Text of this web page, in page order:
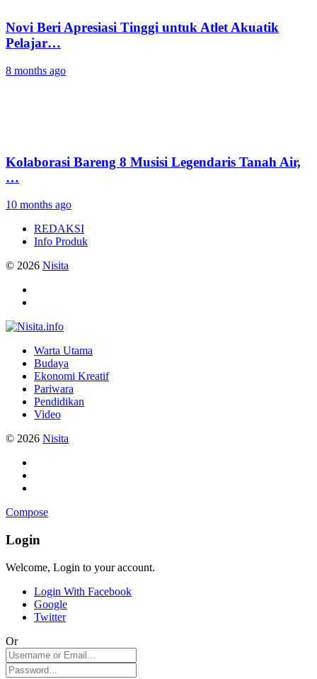
Novi Beri Apresiasi Tinggi untuk Atlet Akuatik
Pelajar…
8 months ago
Kolaborasi Bareng 8 Musisi Legendaris Tanah Air,
…
10 months ago
REDAKSI
Info Produk
© 2026 Nisita
Warta Utama
Budaya
Ekonomi Kreatif
Pariwara
Pendidikan
Video
© 2026 Nisita
Compose
Login
Welcome, Login to your account.
Login With Facebook
Google
Twitter
Or